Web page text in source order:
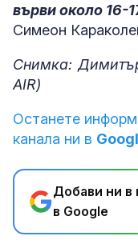
върви около 16-
Симеон
Снимка:
AIR)
Останете
канала ни в
Добави ни в
в Google